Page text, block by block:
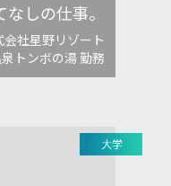
しの仕事。
社星野リゾート
トンボの湯 勤務